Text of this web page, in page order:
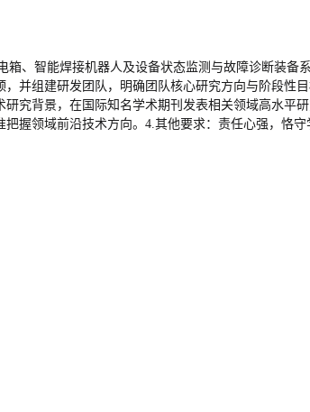
、智能焊接机器人及设备状态监测与故障诊断装备
并组建研发团队，明确团队核心研究方向与阶段性
究背景，在国际知名学术期刊发表相关领域高水平
握领域前沿技术方向。4.其他要求：责任心强，恪